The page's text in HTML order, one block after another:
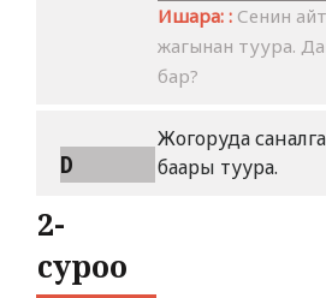
Ишара: : Сенин
жагынан туура.
бар?
D
Жогоруда
баары туура.
2-
cуроо